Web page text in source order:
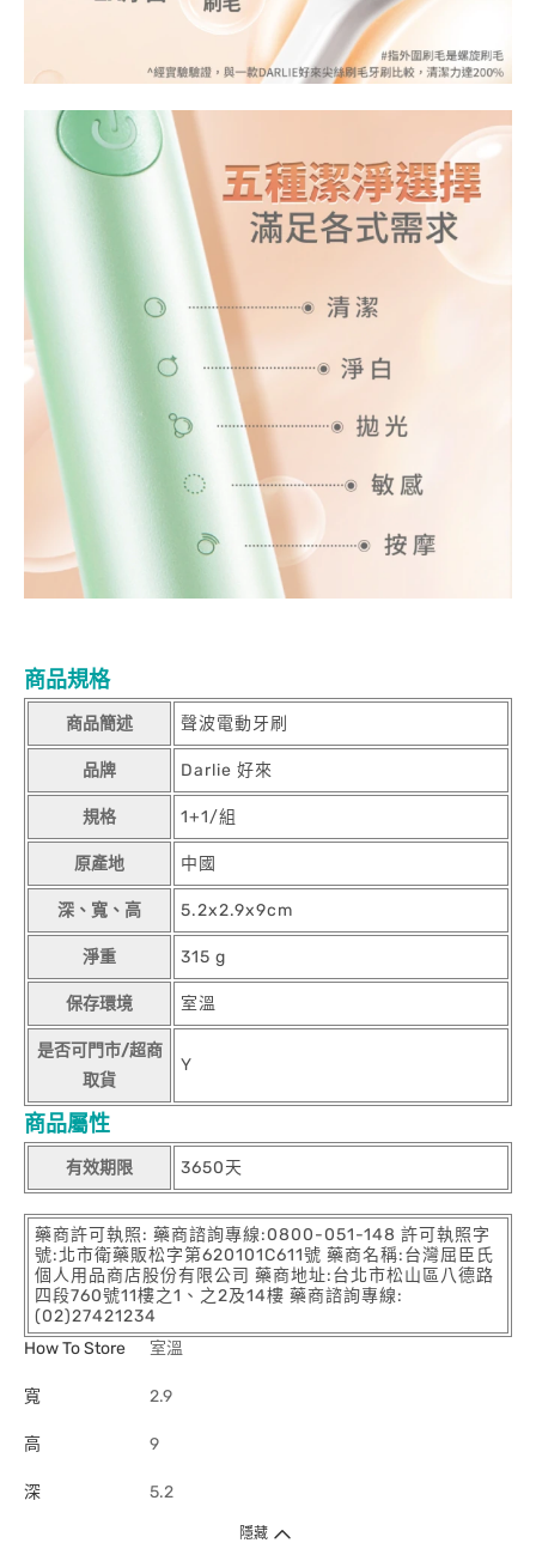
商品規格
商品簡述 聲波電動牙刷
品牌 Darlie 好來
規格 1+1/組
原產地 中國
深、寬、高 5.2x2.9x9cm
淨重 315 g
保存環境 室溫
是否可門市/超商
取貨
Y
商品屬性
有效期限 3650天
藥商許可執照: 藥商諮詢專線:0800-051-148 許可執照字
號:北市衛藥販松字第620101C611號 藥商名稱:台灣屈臣氏
個人用品商店股份有限公司 藥商地址:台北市松山區八德路
四段760號11樓之1、之2及14樓 藥商諮詢專線:
(02)27421234
How To Store
室溫
寬 2.9
高 9
深 5.2
隱藏